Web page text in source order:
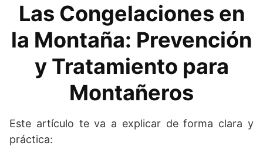
Las Congelaciones en
la Montaña: Prevención
y Tratamiento para
Montañeros
Este artículo te va a explicar de forma clara y
práctica: